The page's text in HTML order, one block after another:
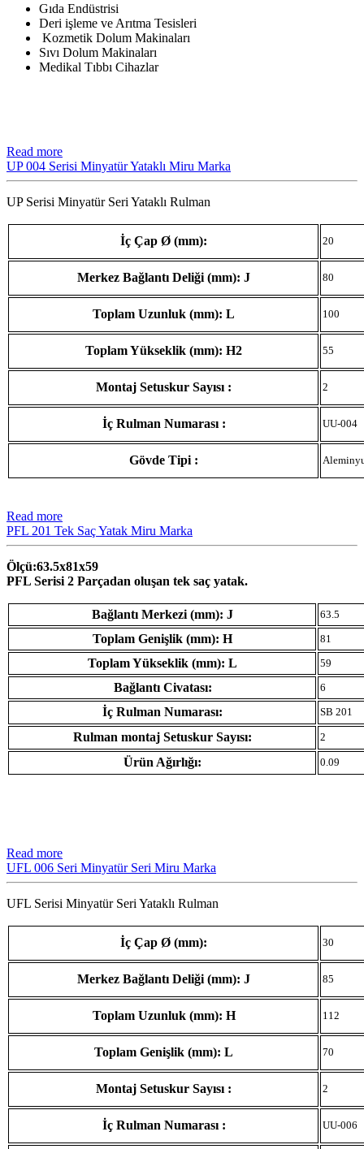
Gıda Endüstrisi
Deri işleme ve Arıtma Tesisleri
Kozmetik Dolum Makinaları
Sıvı Dolum Makinaları
Medikal Tıbbı Cihazlar
Read more
UP 004 Serisi Minyatür Yataklı Miru Marka
UP Serisi Minyatür Seri Yataklı Rulman
İç Çap Ø (mm): 20
Merkez Bağlantı Deliği (mm): J 80
Toplam Uzunluk (mm): L 100
Toplam Yükseklik (mm): H2 55
Montaj Setuskur Sayısı : 2
İç Rulman Numarası : UU-004
Gövde Tipi :
Read more
PFL 201 Tek Saç Yatak Miru Marka
Ölçü:63.5x81x59
PFL Serisi 2 Parçadan oluşan tek saç yatak.
Bağlantı Merkezi (mm): J 63.5
Toplam Genişlik (mm): H 81
Toplam Yükseklik (mm): L 59
Bağlantı Civatası: 6
İç Rulman Numarası: SB 201
Rulman montaj Setuskur Sayısı: 2
Ürün Ağırlığı: 0.09
Read more
UFL 006 Seri Minyatür Seri Miru Marka
UFL Serisi Minyatür Seri Yataklı Rulman
İç Çap Ø (mm): 30
Merkez Bağlantı Deliği (mm): J 85
Toplam Uzunluk (mm): H 112
Toplam Genişlik (mm): L 70
Montaj Setuskur Sayısı : 2
İç Rulman Numarası : UU-006